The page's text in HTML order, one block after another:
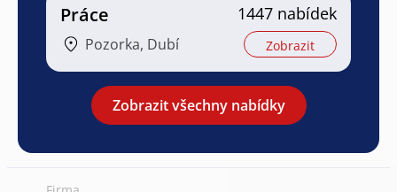
Práce
Pozorka, Dubí
1447 nabídek
Zobrazit
Zobrazit všechny nabídky